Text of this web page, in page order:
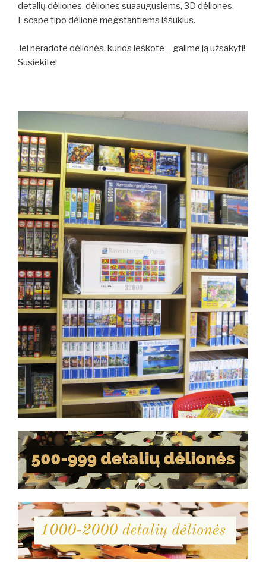
detalių dėliones, dėliones suaaugusiems, 3D dėliones,
Escape tipo dėlione mėgstantiems iššūkius.
Jei neradote dėlionės, kurios ieškote – galime ją užsakyti!
Susiekite!